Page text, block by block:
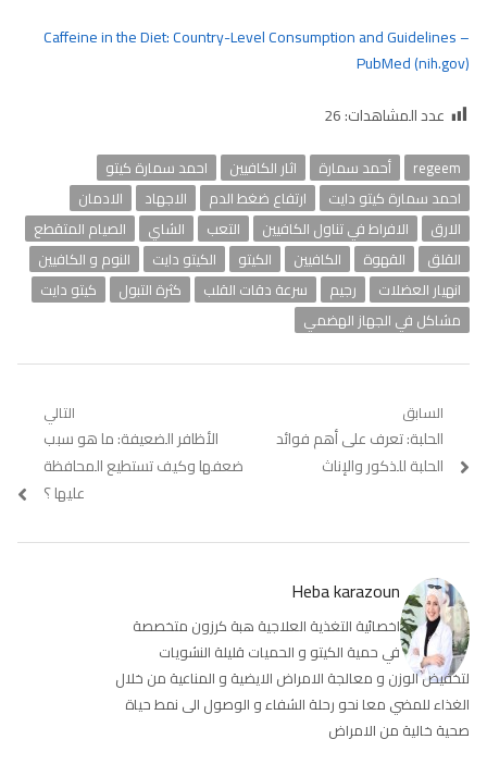
Caffeine in the Diet: Country-Level Consumption and Guidelines –
PubMed (nih.gov)
عدد المشاهدات:26
regeem أحمد سمارة اثار الكافيين
احمد سمارة كيتو
احمد سمارة كيتو دايت
ارتفاع ضغط الدم الاجهاد
الادمان
الارق
الافراط في تناول الكافيين التعب الشاي
الصيام المتقطع
القلق
القهوة الكافيين الكيتو الكيتو دايت
النوم و الكافيين
انهيار العضلات
رجيم سرعة دقات القلب كثرة التبول
كيتو دايت
مشاكل في الجهاز الهضمي
تصفّح
المقالات
السابق
Previous
post:
الحلبة: تعرف على أهم فوائد
الحلبة للذكور والإناث
التالي
Next
post:
الأظافر الضعيفة: ما هو سبب
ضعفها وكيف تستطيع المحافظة
عليها ؟
Heba karazoun
اخصائية التغذية العلاجية هبة كرزون متخصصة
في حمية الكيتو و الحميات قليلة النشويات
لتخفيض الوزن و معالجة الامراض الايضية و المناعية من خلال
الغذاء للمضي معا نحو رحلة الشفاء و الوصول الى نمط حياة
صحية خالية من الامراض